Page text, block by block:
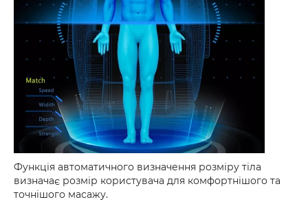
Функція автоматичного визначення розміру тіла
визначає розмір користувача для комфортнішого та
точнішого масажу.